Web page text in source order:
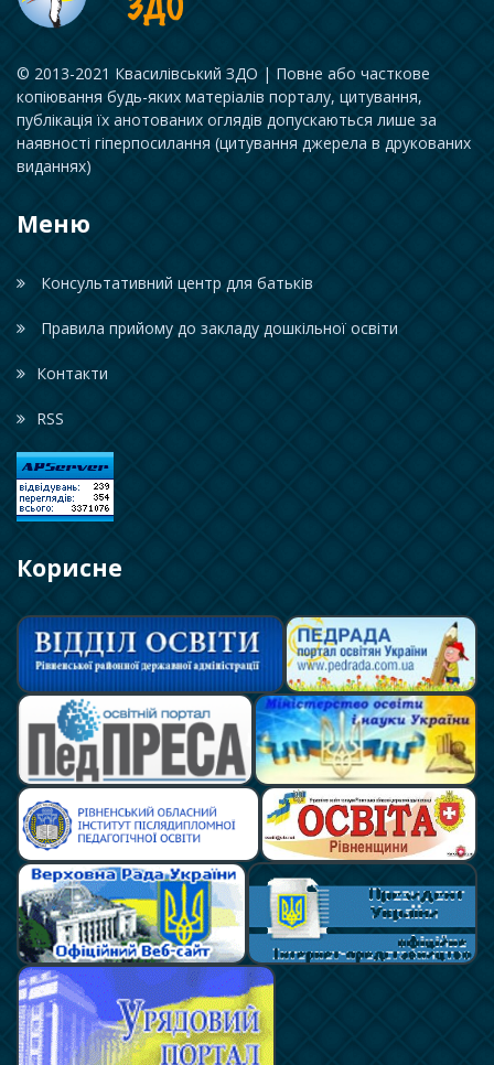
© 2013-2021 Квасилівський ЗДО | Повне або часткове
копіювання будь-яких матеріалів порталу, цитування,
публікація їх анотованих оглядів допускаються лише за
наявності гіперпосилання (цитування джерела в друкованих
виданнях)
Меню
Консультативний центр для батьків
Правила прийому до закладу дошкільної освіти
Контакти
RSS
Корисне